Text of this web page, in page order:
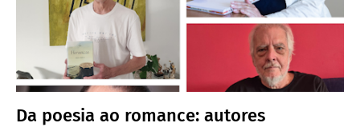
Da poesia ao romance: autores